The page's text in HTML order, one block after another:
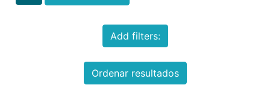
Add filters:
Ordenar resultados